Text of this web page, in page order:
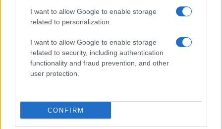
I want to allow Google to enable storage
related to personalization.
I want to allow Google to enable storage
related to security, including authentication
functionality and fraud prevention, and other
user protection.
CONFIRM